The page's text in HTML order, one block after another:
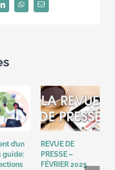
la
LinkedInWhatsAppEmail
d’un
guide:
REVUE DE
PRESSE –
FÉVRIER 2025